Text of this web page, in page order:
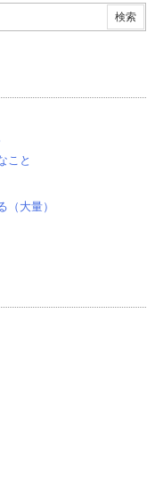
こと
大量）